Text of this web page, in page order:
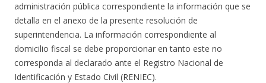
administración pública correspondiente la información que se
detalla en el anexo de la presente resolución de
superintendencia. La información correspondiente al
domicilio fiscal se debe proporcionar en tanto este no
corresponda al declarado ante el Registro Nacional de
Identificación y Estado Civil (RENIEC).